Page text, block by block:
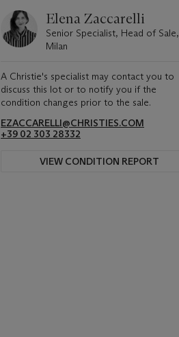
Elena Zaccarelli
Senior Specialist, Head of Sale,
Milan
A Christie's specialist may contact you to
discuss this lot or to notify you if the
condition changes prior to the sale.
EZACCARELLI@CHRISTIES.COM
+39 02 303 28332
VIEW CONDITION REPORT